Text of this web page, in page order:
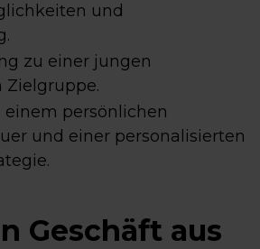
und
zu einer jungen
Zielgruppe.
einem persönlichen
und einer personalisierten
Geschäft aus